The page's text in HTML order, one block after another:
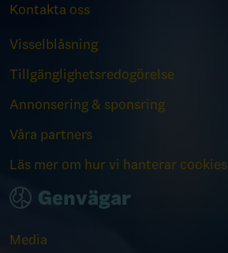
Kontakta oss
Visselblåsning
Tillgänglighetsredogörelse
Annonsering & sponsring
Våra partners
Läs mer om hur vi hanterar cookies
Genvägar
Media